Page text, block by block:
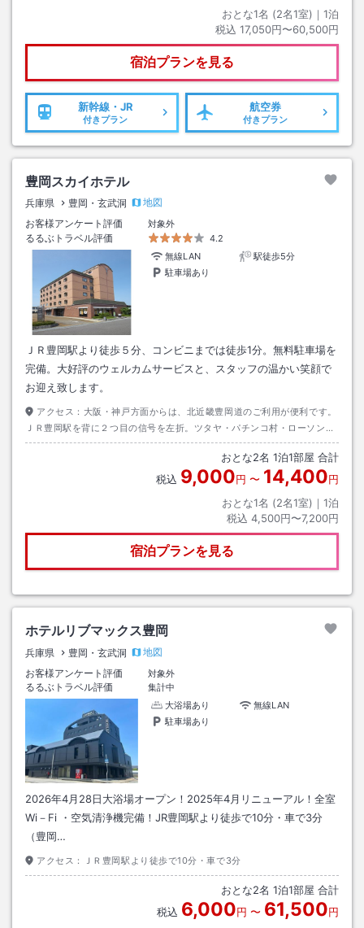
おとな1名 (2名1室)｜ 1泊
税込 17,050円〜60,500円
宿泊プランを見る
新幹線・JR
付きプラン
航空券
付きプラン
豊岡スカイホテル
兵庫県 豊岡・玄武洞
地図
お客様アンケート評価
対象外
るるぶトラベル評価
4.2
無線LAN
駅徒歩5分
駐車場あり
ＪＲ豊岡駅より徒歩５分、コンビニまでは徒歩1分。無料駐車場を
完備。大好評のウェルカムサービスと、スタッフの温かい笑顔で
お迎え致します。
アクセス： 大阪・神戸方面からは、北近畿豊岡道のご利用が便利です。
ＪＲ豊岡駅を背に２つ目の信号を左折。ツタヤ・パチンコ村・ローソンさ
んのある信号を右折していただきましたら、豊岡スカイホテルがございま
おとな2名 1泊1部屋 合計
税込 9,000円 〜 14,400円
おとな1名 (2名1室)｜ 1泊
税込 4,500円〜7,200円
宿泊プランを見る
ホテルリブマックス豊岡
兵庫県 豊岡・玄武洞
地図
お客様アンケート評価
対象外
るるぶトラベル評価
集計中
大浴場あり
無線LAN
駐車場あり
2026年4月28日大浴場オープン！2025年4月リニューアル！全室
Wi－Fi ・空気清浄機完備！JR豊岡駅より徒歩で10分・車で3分
（豊岡…
アクセス： ＪＲ豊岡駅より徒歩で10分・車で3分
おとな2名 1泊1部屋 合計
税込 6,000円 〜 61,500円